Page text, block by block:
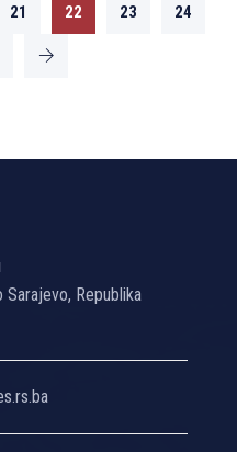
21 22 23 24
Republika